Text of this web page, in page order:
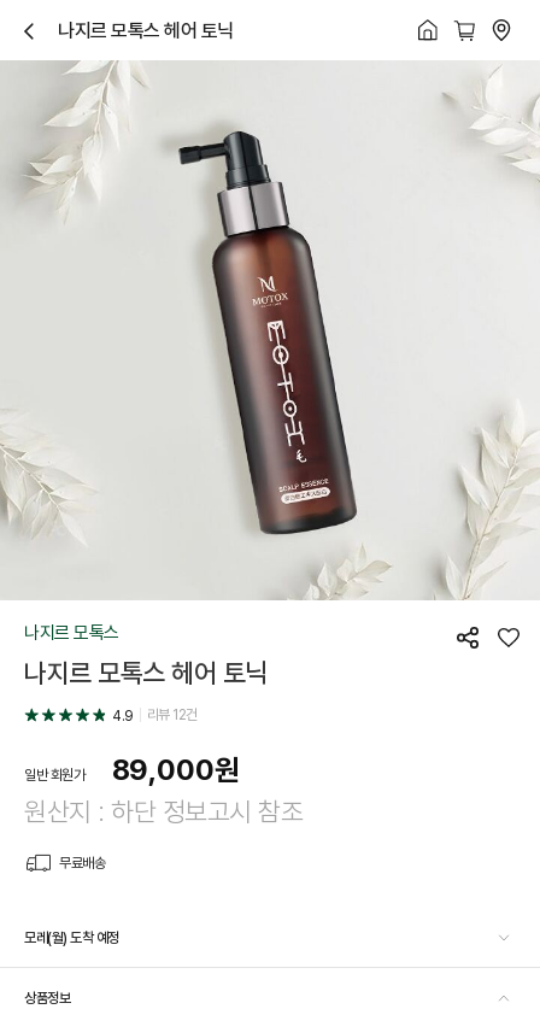
닫
기
나지르 모톡스 헤어 토닉
공
좋
나지르 모톡스
나지르 모톡스 헤어 토닉
4.9 리뷰12건
일반 회원가 89,000원
원산지 : 하단 정보고시 참조
무료배송
모레(월) 도착 예정
상품정보